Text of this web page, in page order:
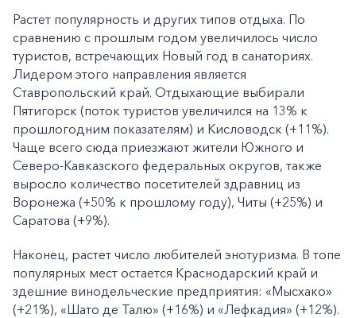
Растет популярность и других типов отдыха. По
сравнению с прошлым годом увеличилось число
туристов, встречающих Новый год в санаториях.
Лидером этого направления является
Ставропольский край. Отдыхающие выбирали
Пятигорск (поток туристов увеличился на 13% к
прошлогодним показателям) и Кисловодск (+11%).
Чаще всего сюда приезжают жители Южного и
Северо-Кавказского федеральных округов, также
выросло количество посетителей здравниц из
Воронежа (+50% к прошлому году), Читы (+25%) и
Саратова (+9%).
Наконец, растет число любителей энотуризма. В топе
популярных мест остается Краснодарский край и
здешние винодельческие предприятия: «Мысхако»
(+21%), «Шато де Талю» (+16%) и «Лефкадия» (+12%).